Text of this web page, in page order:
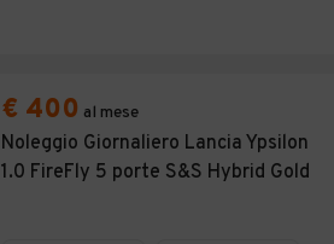
€ 400 al mese
Noleggio Giornaliero Lancia Ypsilon
1.0 FireFly 5 porte S&S Hybrid Gold